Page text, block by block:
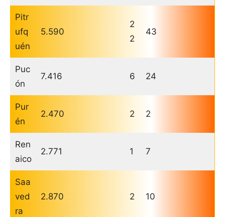
Pitr
ufq
uén
5.590
2
2
43
Puc
ón
7.416 6 24
Pur
én
2.470 2 2
Ren
aico
2.771 1 7
Saa
ved
ra
2.870 2 10